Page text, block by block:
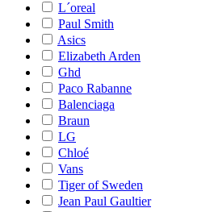
L´oreal
Paul Smith
Asics
Elizabeth Arden
Ghd
Paco Rabanne
Balenciaga
Braun
LG
Chloé
Vans
Tiger of Sweden
Jean Paul Gaultier